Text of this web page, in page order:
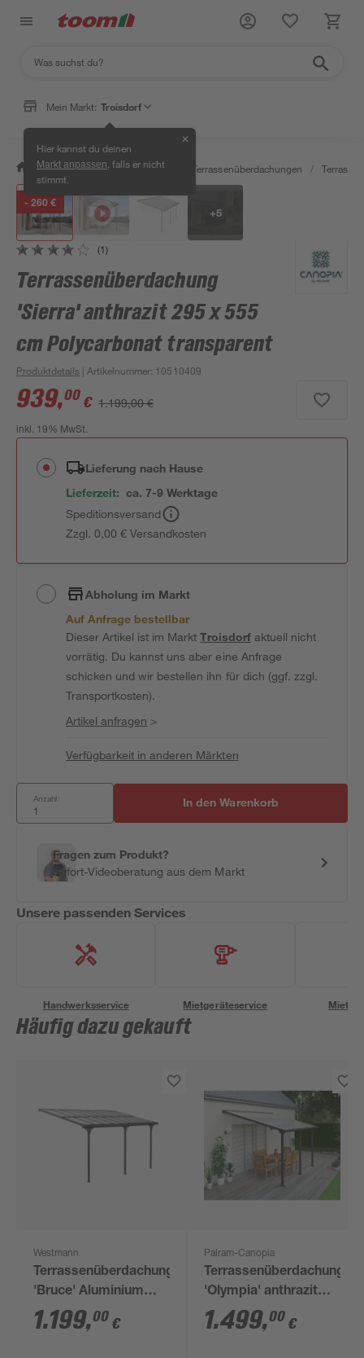
Mein Markt: Troisdorf
Hier kannst du deinen
Markt anpassen , falls er nicht
stimmt.
✕
/ Garten & Freizeit / Carports & Terrassenüberdachungen /
- 260 €
+5
(1)
Terrassenüberdachung
'Sierra' anthrazit 295 x 555
cm Polycarbonat transparent
Produktdetails | Artikelnummer: 10510409
939,00 € 1.199,00 €
inkl. 19% MwSt.
Lieferung nach Hause
Lieferzeit: ca. 7-9 Werktage
Speditionsversand
Zzgl. 0,00 € Versandkosten
Abholung im Markt
Auf Anfrage bestellbar
Dieser Artikel ist im MarktTroisdorfaktuell nicht
vorrätig. Du kannst uns aber eine Anfrage
schicken und wir bestellen ihn für dich (ggf. zzgl.
Transportkosten).
Artikel anfragen >
Verfügbarkeit in anderen Märkten
Anzahl: In den Warenkorb
Fragen zum Produkt?
Sofort-Videoberatung aus dem Markt
Unsere passenden Services
Handwerksservice Mietgeräteservice
Häufig dazu gekauft
Westmann
Terrassenüberdachung
'Bruce' Aluminium
schwarz 300 x 556 x
270 cm
1.199,00 €
Palram-Canopia
Terrassenüberdachung
'Olympia' anthrazit
294 x 425 cm
Polycarbonat
1.499,00 €